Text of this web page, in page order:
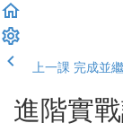
上一課 完成並
進階實